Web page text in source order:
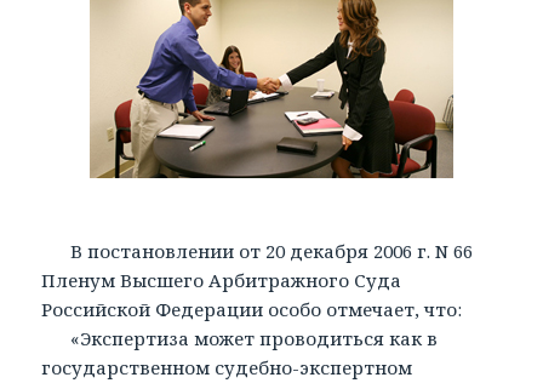
В постановлении от 20 декабря 2006 г. N 66
Пленум Высшего Арбитражного Суда
Российской Федерации особо отмечает, что:
«Экспертиза может проводиться как в
государственном судебно-экспертном